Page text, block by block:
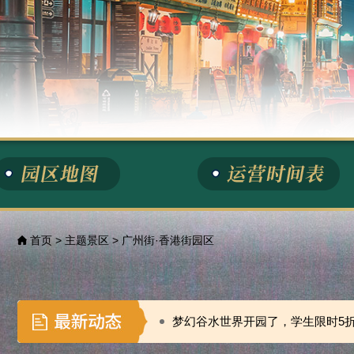
首页> 主题景区 > 广州街·香港街园区
梦幻谷水世界开园了，学生限时5
梦幻谷水世界开园了，学生限时5